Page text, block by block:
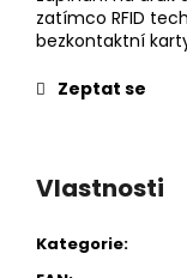
zatímco RFID
bezkontaktní
Zeptat se
Vlastnosti
Kategorie: